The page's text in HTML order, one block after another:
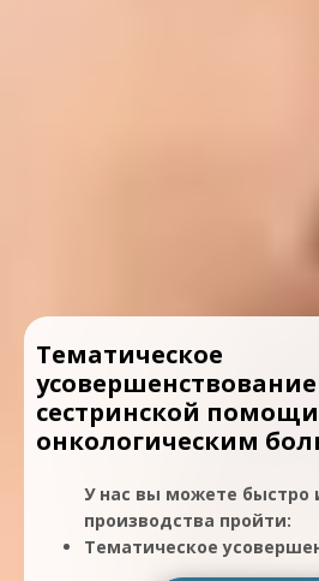
Тематическое
сестринской помощи
онкологическим
У нас вы можете быстро
производства пройти:
Тематическое